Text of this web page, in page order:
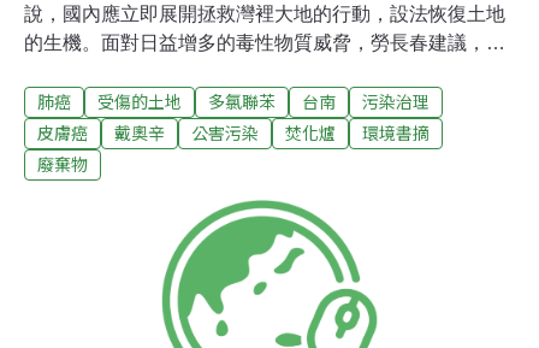
說，國內應立即展開拯救灣裡大地的行動，設法恢復土地
的生機。面對日益增多的毒性物質威脅，勞長春建議，國
性物質，減少工業發展過程所產生的污染毒害。去年12
月，衛生署採集臺南市灣裡地區燃燒廢電纜產生的煙塵，
委託加拿大環境部檢驗室主任勞長春博士化驗，結果發現
含有戴奧辛。行政院根據這項檢驗結果，上月14曰下令停
發廢電纜進口簽證，但是燃燒廢電纜、電子器材所造成的
戴奧辛污染，至今無法禁絕。勞長春昨天應衛生署環保局
邀請，專程回國參加「燃燒技術與污染控制研討會」。他
將以「固體廢棄物惡臭燃燒與二次公害」為題，講解戴奧
辛污染的防治處理。他在會後將轉往美國華盛頓，參加
肺癌 受傷的土地 多氯聯苯 台南
污染治理
皮膚癌
戴奧辛 公害污染 焚化爐
環境書摘
廢棄物